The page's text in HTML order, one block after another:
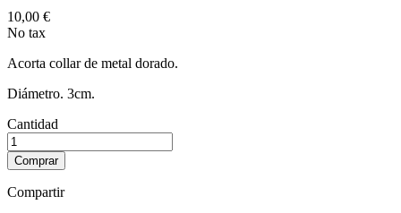
10,00 €
No tax
Acorta collar de metal dorado.
Diámetro. 3cm.
Cantidad
Comprar
Compartir